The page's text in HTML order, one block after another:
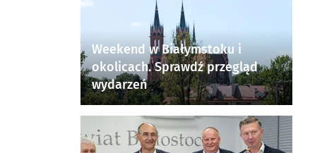
Weekend w Białymstoku i
okolicach. Sprawdź przegląd
wydarzeń